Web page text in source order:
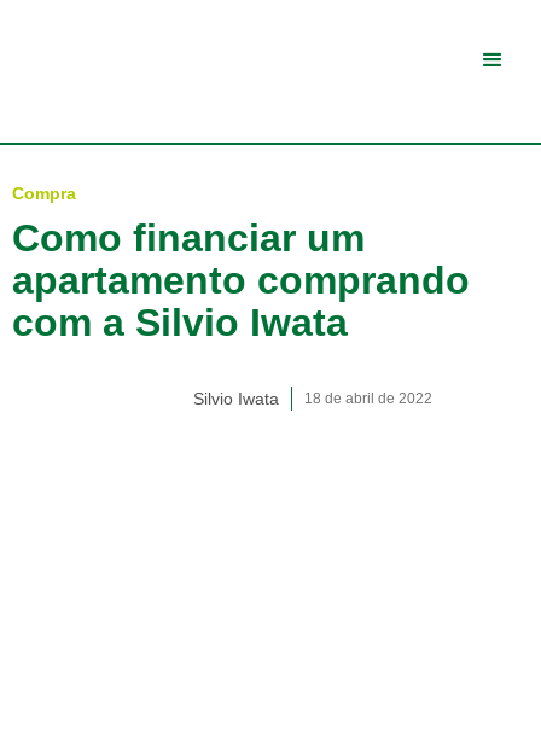
Compra
Como financiar um
apartamento comprando
com a Silvio Iwata
Silvio Iwata 18 de abril de 2022